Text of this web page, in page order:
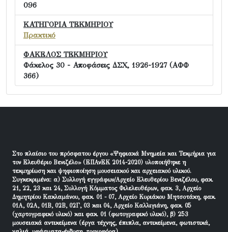
096
ΚΑΤΗΓΟΡΙΑ ΤΕΚΜΗΡΙΟΥ
Πρακτικό
ΦΑΚΕΛΟΣ ΤΕΚΜΗΡΙΟΥ
Φάκελος 30 - Αποφάσεις ΔΣΧ, 1926-1927 (ΑΦΦ
366)
Στο πλαίσιο του πρόσφατου έργου «Ψηφιακά Μνημεία και Τεκμήρια για
τον Ελευθέριο Βενιζέλο» (ΕΠΑνΕΚ 2014-2020) υλοποιήθηκε η
τεκμηρίωση και ψηφιοποίηση μουσειακού και αρχειακού υλικού.
Συγκεκριμένα: α) Συλλογή εγγράφων/Αρχείο Ελευθερίου Βενιζέλου, φακ.
21, 22, 23 και 24, Συλλογή Κόμματος Φιλελευθέρων, φακ. 3, Αρχείο
Δημητρίου Κακλαμάνου, φακ. 01 - 07, Αρχείο Κυριάκου Μητσοτάκη, φακ.
01Α, 02Α, 01Β, 02Β, 02Γ, 03 και 04, Αρχείο Καλλιγιάνη, φακ. 05
(χαρτογραφικό υλικό) και φακ. 01 (φωτογραφικό υλικό), β) 253
μουσειακά αντικείμενα (έργα τέχνης, έπιπλα, αντικείμενα, φωτιστικά,